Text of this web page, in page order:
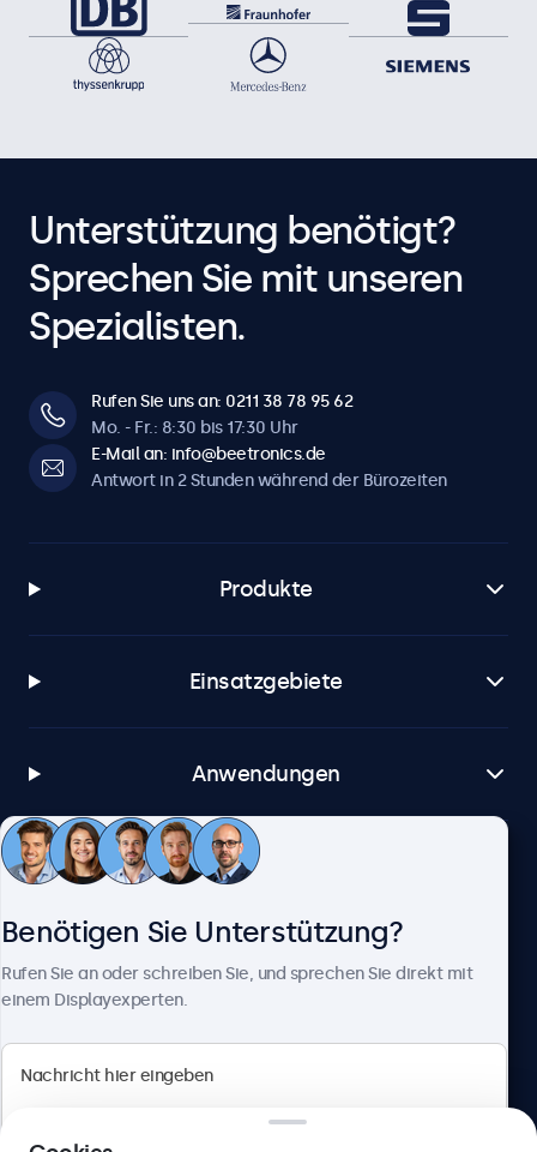
Unterstützung benötigt?
Sprechen Sie mit unseren
Spezialisten.
Rufen Sie uns an: 0211 38 78 95 62
Mo. - Fr.: 8:30 bis 17:30 Uhr
E-Mail an: info@beetronics.de
Antwort in 2 Stunden während der Bürozeiten
Produkte
Einsatzgebiete
Anwendungen
Kundenservice
Benötigen Sie Unterstützung?
Rufen Sie an oder schreiben Sie, und sprechen Sie direkt mit
einem Displayexperten.